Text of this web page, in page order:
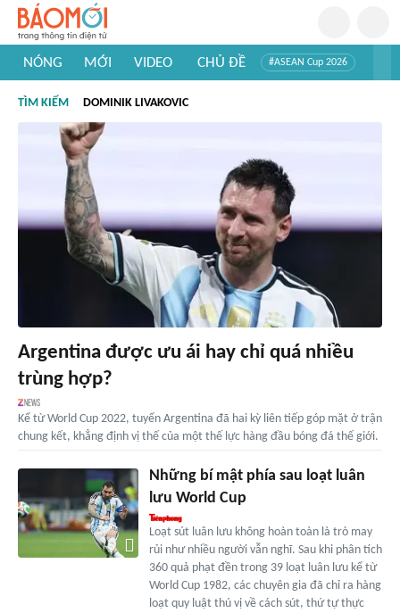
NÓNG MỚI VIDEO CHỦ ĐỀ #ASEAN Cup 2026
#Khám phá thế giới
TÌM KIẾM DOMINIK LIVAKOVIC
Argentina được ưu ái hay chỉ quá nhiều
trùng hợp?
Kể từ World Cup 2022, tuyển Argentina đã hai kỳ liên tiếp góp mặt ở trận
chung kết, khẳng định vị thế của một thế lực hàng đầu bóng đá thế giới.
Những bí mật phía sau loạt luân
lưu World Cup
Loạt sút luân lưu không hoàn toàn là trò may
rủi như nhiều người vẫn nghĩ. Sau khi phân tích
360 quả phạt đền trong 39 loạt luân lưu kể từ
World Cup 1982, các chuyên gia đã chỉ ra hàng
loạt quy luật thú vị về cách sút, thứ tự thực